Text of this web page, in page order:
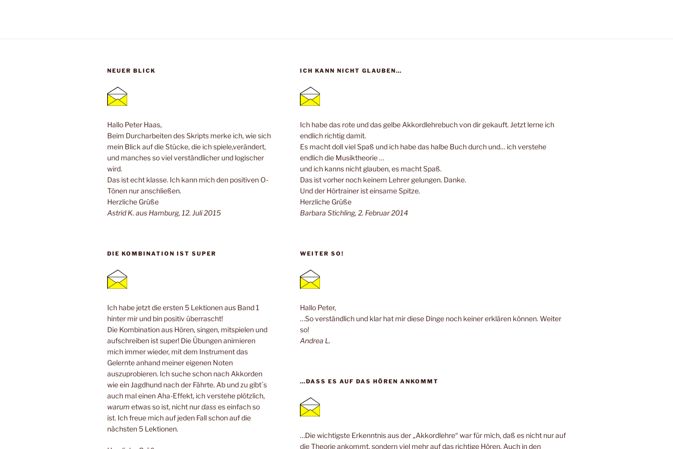
NEUER BLICK
Hallo Peter Haas,
Beim Durcharbeiten des Skripts merke ich, wie sich
mein Blick auf die Stücke, die ich spiele,verändert,
und manches so viel verständlicher und logischer
wird.
Das ist echt klasse. Ich kann mich den positiven O-
Tönen nur anschließen.
Herzliche Grüße
Astrid K. aus Hamburg, 12. Juli 2015
DIE KOMBINATION IST SUPER
Ich habe jetzt die ersten 5 Lektionen aus Band 1
hinter mir und bin positiv überrascht!
Die Kombination aus Hören, singen, mitspielen und
aufschreiben ist super! Die Übungen animieren
mich immer wieder, mit dem Instrument das
Gelernte anhand meiner eigenen Noten
auszuprobieren. Ich suche schon nach Akkorden
wie ein Jagdhund nach der Fährte. Ab und zu gibt´s
auch mal einen Aha-Effekt, ich verstehe plötzlich,
warum etwas so ist, nicht nurdasses einfach so
ist. Ich freue mich auf jeden Fall schon auf die
nächsten 5 Lektionen.
ICH KANN NICHT GLAUBEN…
Ich habe das rote und das gelbe Akkordlehrebuch von dir gekauft. Jetzt lerne ich
endlich richtig damit.
Es macht doll viel Spaß und ich habe das halbe Buch durch und… ich verstehe
endlich die Musiktheorie …
und ich kanns nicht glauben, es macht Spaß.
Das ist vorher noch keinem Lehrer gelungen. Danke.
Und der Hörtrainer ist einsame Spitze.
Herzliche Grüße
Barbara Stichling, 2. Februar 2014
WEITER SO!
Hallo Peter,
…So verständlich und klar hat mir diese Dinge noch keiner erklären können. Weiter
so!
Andrea L.
…DASS ES AUF DAS HÖREN ANKOMMT
…Die wichtigste Erkenntnis aus der „Akkordlehre“ war für mich, daß es nicht nur auf
die Theorie ankommt, sondern viel mehr auf das richtige Hören. Auch in den